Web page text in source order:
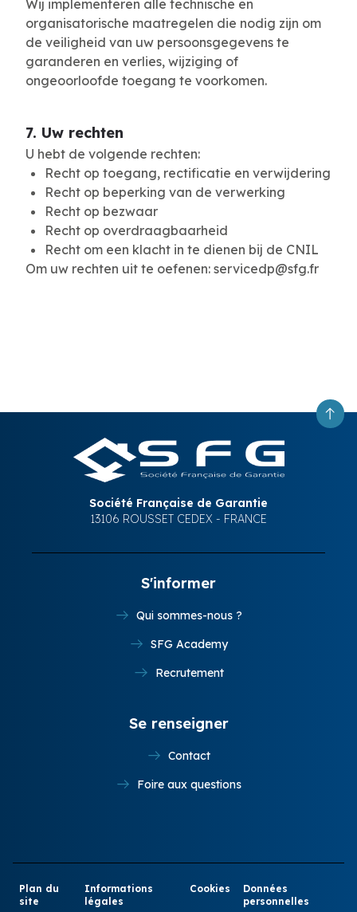
Wij implementeren alle technische en
organisatorische maatregelen die nodig zijn om
de veiligheid van uw persoonsgegevens te
garanderen en verlies, wijziging of
ongeoorloofde toegang te voorkomen.
7. Uw rechten
U hebt de volgende rechten:
Recht op toegang, rectificatie en verwijdering
Recht op beperking van de verwerking
Recht op bezwaar
Recht op overdraagbaarheid
Recht om een klacht in te dienen bij de CNIL
Om uw rechten uit te oefenen: servicedp@sfg.fr
Société Française de Garantie
13106 ROUSSET CEDEX - FRANCE
S'informer
Qui sommes-nous ?
SFG Academy
Recrutement
Se renseigner
Contact
Foire aux questions
Plan du
site
Informations
légales
Cookies
Données
personnelles